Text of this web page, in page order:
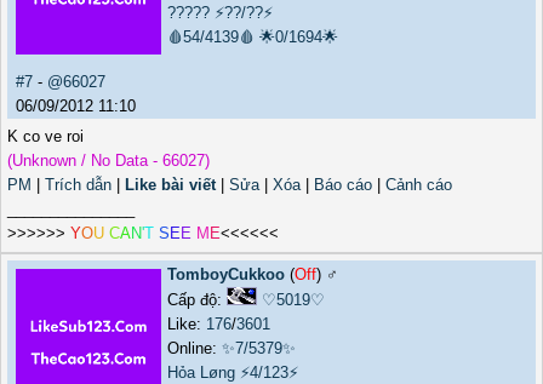
????? ⚡??/??⚡
🩸54/4139🩸 🌟0/1694🌟
#7 - @66027
06/09/2012 11:10
K co ve roi
(Unknown / No Data - 66027)
PM
Trích dẫn Like bài viết| Sửa| Xóa| Báo cáo
Cảnh cáo
>>>>>> YOU CAN'T S EE M E<<<<<<
TomboyCukkoo (Off) ♂️
Cấp độ:
♡5019♡
Like: 176/3601
Online: ✨7/5379✨
Hỏa Løng ⚡4/123⚡